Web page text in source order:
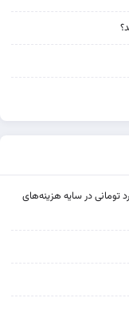
بانک صادرات ؛ تراز مثبت ۸۸۲۲ میلیارد تومانی در سایه هزینه‌های